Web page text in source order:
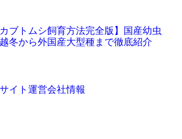
カブトムシ飼育方法完全版】国産幼虫
冬から外国産大型種まで徹底紹介
イト運営会社情報